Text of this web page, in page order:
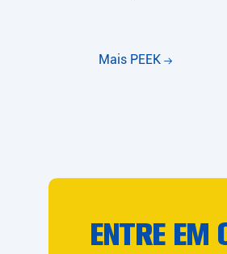
Mais PEEK
ENTRE EM